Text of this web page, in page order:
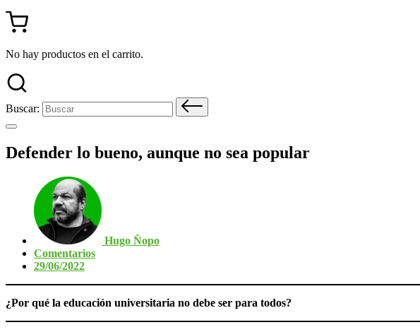
No hay productos en el carrito.
Buscar:
Defender lo bueno, aunque no sea popular
Hugo Ñopo
Comentarios
29/06/2022
¿Por qué la educación universitaria no debe ser para todos?